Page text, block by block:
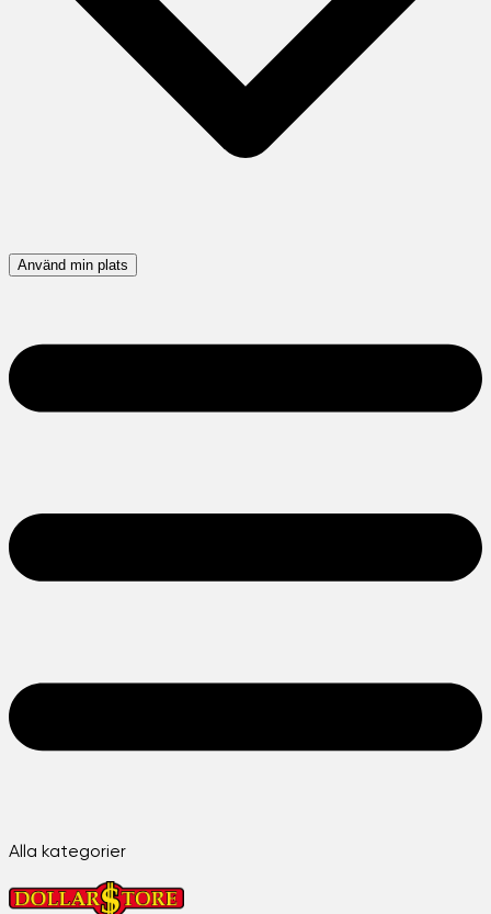
Använd min plats
Alla kategorier